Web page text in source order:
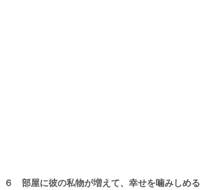
６ 部屋に彼の私物が増えて、幸せを噛みしめる